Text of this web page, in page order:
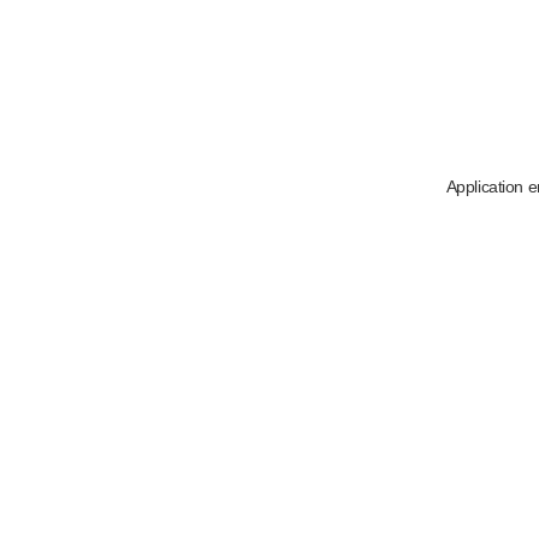
Application